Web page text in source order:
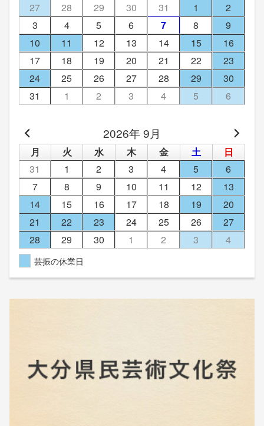
27
28 29 30 31 1
2
3
4 5 6 7 8
9
10
11 12 13 14 15
16
17
18 19 20 21 22
23
24
25 26 27 28 29
30
31
1 2 3 4 5 6
2026年 9月
月 火 水 木 金 土
日
31
1 2 3 4 5
6
7
8 9 10 11 12
13
14
15 16 17 18 19
20
21
22 23 24 25 26
27
28
29 30 1 2 3 4
芸振の休業日